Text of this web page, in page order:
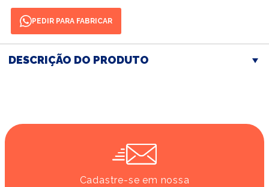
PEDIR PARA FABRICAR
DESCRIÇÃO DO PRODUTO
Cadastre-se em nossa